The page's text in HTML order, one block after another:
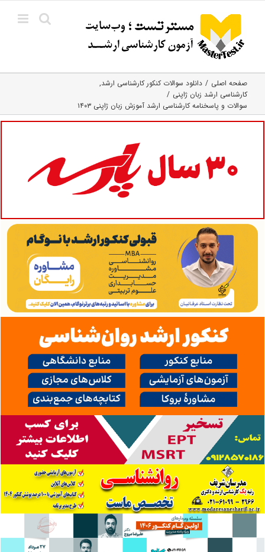
content
صفحه اصلی
دانلود سوالات کنکور کارشناسی ارشد
کارشناسی ارشد زبان ژاپنی
سوالات و پاسخنامه کارشناسی ارشد آموزش زبان ژاپنی ۱۴۰۳